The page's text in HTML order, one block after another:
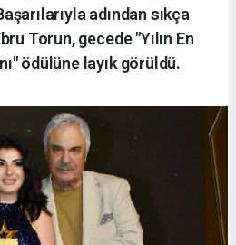
adından sıkça
Torun, gecede "Yılın En
ödülüne layık görüldü.